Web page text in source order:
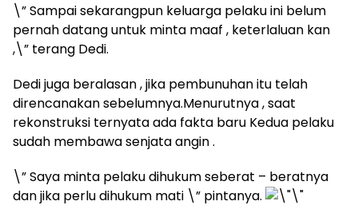
\” Sampai sekarangpun keluarga pelaku ini belum
pernah datang untuk minta maaf , keterlaluan kan
,\” terang Dedi.
Dedi juga beralasan , jika pembunuhan itu telah
direncanakan sebelumnya.Menurutnya , saat
rekonstruksi ternyata ada fakta baru Kedua pelaku
sudah membawa senjata angin .
\” Saya minta pelaku dihukum seberat – beratnya
dan jika perlu dihukum mati \” pintanya.